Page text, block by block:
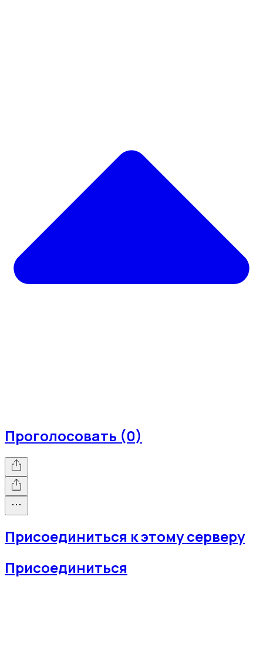
Проголосовать (0)
Присоединиться к этому серверу
Присоединиться